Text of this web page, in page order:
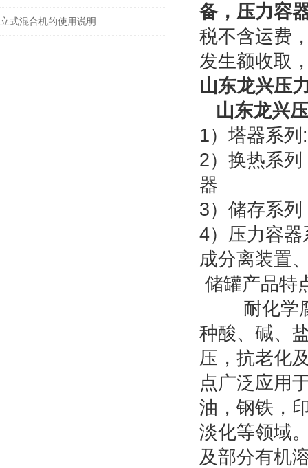
立式混合机的使用说明
备，压力容
税不含运费
发生额收取
山东龙兴压
山东龙兴
1）塔器系
2）换热系
器
3）储存系
4）压力容
成分离装置
储罐产品特
耐化学腐
种酸、碱、
压，抗老化
点广泛应用
油，钢铁，
淡化等领域
及部分有机